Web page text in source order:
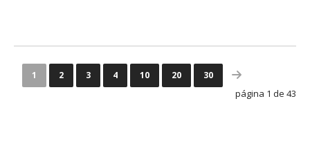
1 2 3 4 10 20 30
página 1 de 43